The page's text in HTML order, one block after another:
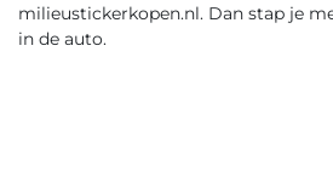
milieustickerkopen.nl. Dan stap je
in de auto.